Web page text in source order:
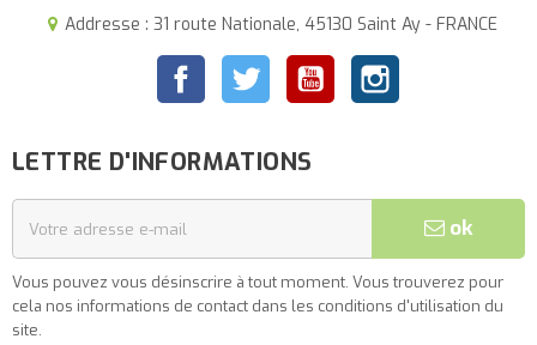
Addresse : 31 route Nationale, 45130 Saint Ay - FRANCE
FacebookTwitter YouTubeInstagram
LETTRE D'INFORMATIONS
ok
Vous pouvez vous désinscrire à tout moment. Vous trouverez pour
cela nos informations de contact dans les conditions d'utilisation du
site.